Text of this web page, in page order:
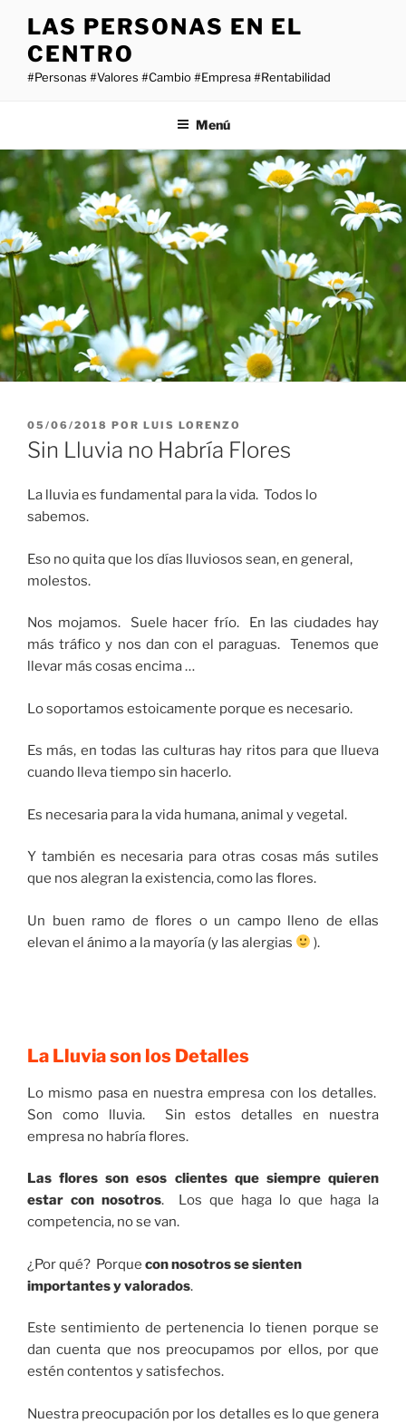
contenido
LAS PERSONAS EN EL
CENTRO
#Personas #Valores #Cambio #Empresa #Rentabilidad
Menú
PUBLICADO
EL
05/06/2018 POR LUIS LORENZO
Sin Lluvia no Habría Flores
La lluvia es fundamental para la vida. Todos lo
sabemos.
Eso no quita que los días lluviosos sean, en general,
molestos.
Nos mojamos. Suele hacer frío. En las ciudades hay
más tráfico y nos dan con el paraguas. Tenemos que
llevar más cosas encima …
Lo soportamos estoicamente porque es necesario.
Es más, en todas las culturas hay ritos para que llueva
cuando lleva tiempo sin hacerlo.
Es necesaria para la vida humana, animal y vegetal.
Y también es necesaria para otras cosas más sutiles
que nos alegran la existencia, como las flores.
Un buen ramo de flores o un campo lleno de ellas
elevan el ánimo a la mayoría (y las alergias
).
La Lluvia son los Detalles
Lo mismo pasa en nuestra empresa con los detalles.
Son como lluvia. Sin estos detalles en nuestra
empresa no habría flores.
Las flores son esos clientes que siempre quieren
estar con nosotros. Los que haga lo que haga la
competencia, no se van.
¿Por qué? Porque con nosotros se sienten
importantes y valorados.
Este sentimiento de pertenencia lo tienen porque se
dan cuenta que nos preocupamos por ellos, por que
estén contentos y satisfechos.
Nuestra preocupación por los detalles es lo que genera